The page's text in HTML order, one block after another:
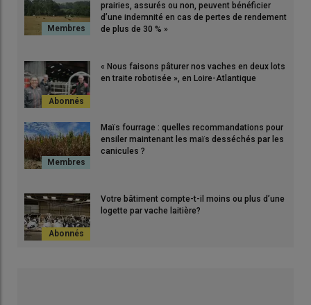
prairies, assurés ou non, peuvent bénéficier
d’une indemnité en cas de pertes de rendement
de plus de 30 % »
« Nous faisons pâturer nos vaches en deux lots
en traite robotisée », en Loire-Atlantique
Maïs fourrage : quelles recommandations pour
ensiler maintenant les maïs desséchés par les
canicules ?
Votre bâtiment compte-t-il moins ou plus d’une
logette par vache laitière?